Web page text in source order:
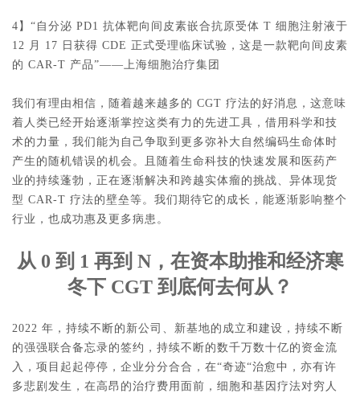
4】“自分泌 PD1 抗体靶向间皮素嵌合抗原受体 T 细胞注射液于
12 月 17 日获得 CDE 正式受理临床试验，这是一款靶向间皮素
的 CAR-T 产品”——上海细胞治疗集团
我们有理由相信，随着越来越多的 CGT 疗法的好消息，这意味
着人类已经开始逐渐掌控这类有力的先进工具，借用科学和技
术的力量，我们能为自己争取到更多弥补大自然编码生命体时
产生的随机错误的机会。且随着生命科技的快速发展和医药产
业的持续蓬勃，正在逐渐解决和跨越实体瘤的挑战、异体现货
型 CAR-T 疗法的壁垒等。我们期待它的成长，能逐渐影响整个
行业，也成功惠及更多病患。
从 0 到 1 再到 N，在资本助推和经济寒
冬下 CGT 到底何去何从？
2022 年，持续不断的新公司、新基地的成立和建设，持续不断
的强强联合备忘录的签约，持续不断的数千万数十亿的资金流
入，项目起起停停，企业分分合合，在“奇迹“治愈中，亦有许
多悲剧发生，在高昂的治疗费用面前，细胞和基因疗法对穷人